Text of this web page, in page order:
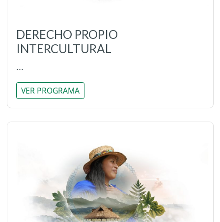
DERECHO PROPIO
INTERCULTURAL
...
VER PROGRAMA